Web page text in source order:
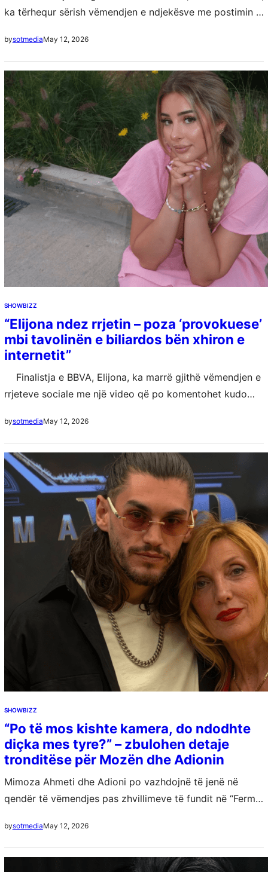
ka tërhequr sërish vëmendjen e ndjekësve me postimin e
bysotmediaMay 12, 2026
SHOWBIZZ
“Elijona ndez rrjetin – poza ‘provokuese’
mbi tavolinën e biliardos bën xhiron e
internetit”
Finalistja e BBVA, Elijona, ka marrë gjithë vëmendjen e
rrjeteve sociale me një video që po komentohet kudo
shihet…
bysotmediaMay 12, 2026
SHOWBIZZ
“Po të mos kishte kamera, do ndodhte
diçka mes tyre?” – zbulohen detaje
tronditëse për Mozën dhe Adionin
Mimoza Ahmeti dhe Adioni po vazhdojnë të jenë në
qendër të vëmendjes pas zhvillimeve të fundit në “Ferma
tyre kanë ngritur…
bysotmediaMay 12, 2026